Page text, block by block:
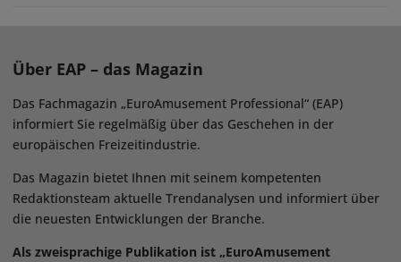
Über EAP – das Magazin
Das Fachmagazin „EuroAmusement Professional“ (EAP)
informiert Sie regelmäßig über das Geschehen in der
europäischen Freizeitindustrie.
Das Magazin bietet Ihnen mit seinem kompetenten
Redaktionsteam aktuelle Trendanalysen und informiert über
die neuesten Entwicklungen der Branche.
Als zweisprachige Publikation ist „EuroAmusement